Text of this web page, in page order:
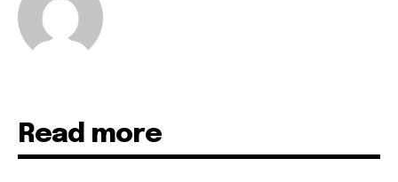
Read more